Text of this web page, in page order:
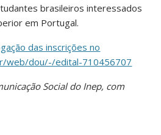
brasileiros interessados
em Portugal.
das inscrições no
web/dou/-/edital-710456707
Social do Inep, com